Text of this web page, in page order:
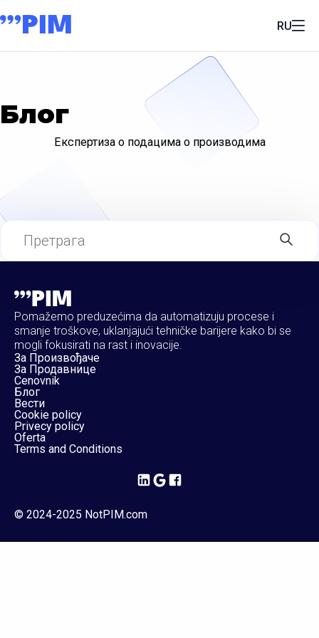
RU
Блог
Експертиза о подацима о производима
Pomažemo preduzećima da automatizuju procese i
smanje troškove, uklanjajući tehničke barijere kako bi se
mogli fokusirati na rast i inovacije.
За Произвођаче
За Продавнице
Cenovnik
Блог
Вести
Cookie policy
Privecy policy
Oferta
Terms and Conditions
© 2024-2025 NotPIM.com